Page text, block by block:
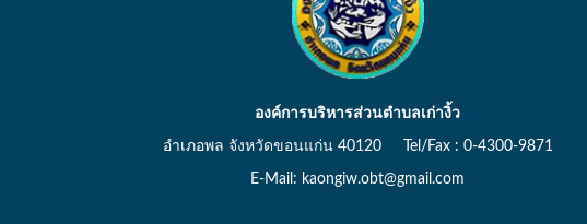
องค์การบริหารส่วนตำบลเก่างิ้ว
อำเภอพล จังหวัดขอนแก่น 40120 Tel/Fax : 0-4300-9871
E-Mail: kaongiw.obt@gmail.com